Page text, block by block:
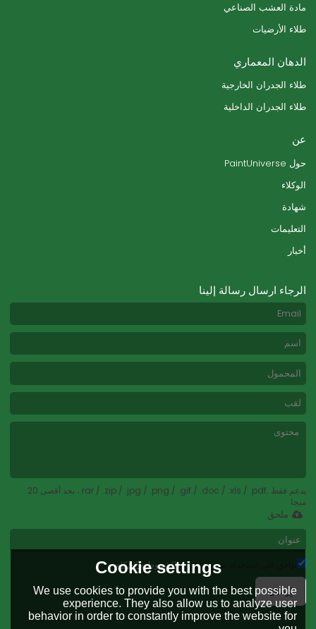
مادة العشب الصناعي
طلاء الأرضيات
الدهان المعماري
طلاء الجدران الخارجية
طلاء الجدران الداخلية
عن
حول PaintUniverse
الوكلاء
شهادة
التعليمات
أخبار
الرجاء ارسال رسالة إلينا
يدعم فقط .rar / .zip / .jpg / .png / .gif / .doc / .xls / .pdf ، بحد أقصى 20
ميجا
ملحق
توافق على استخدام شروط الخدمة,الشروط والاحكام
إرسال
Cookie settings
We use cookies to provide you with the best possible
experience. They also allow us to analyze user
behavior in order to constantly improve the website for